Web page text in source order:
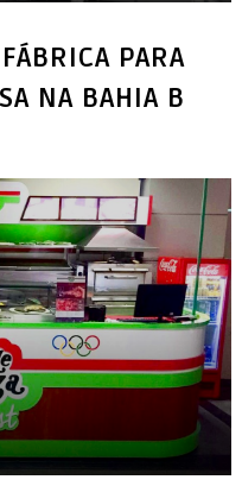
PARA
NA BAHIA B